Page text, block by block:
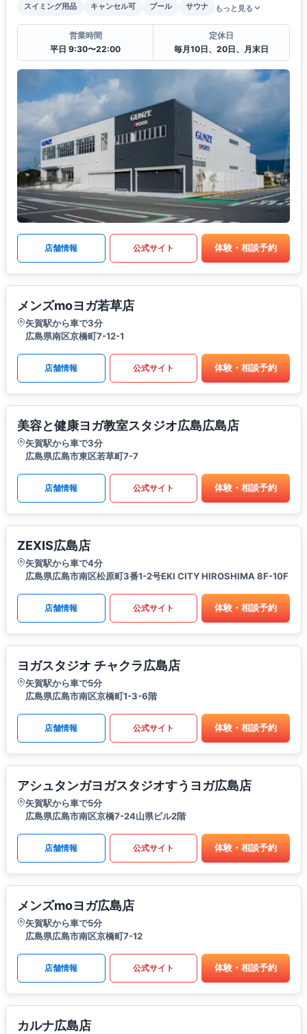
スイミング用品
キャンセル可 プール サウナ もっと見る
営業時間
平日 9:30〜22:00
定休日
毎月10日、20日、月末日
店舗情報 公式サイト 体験・相談予約
メンズmoヨガ若草店
矢賀駅から車で3分
広島県南区京橋町7-12-1
店舗情報 公式サイト 体験・相談予約
美容と健康ヨガ教室スタジオ広島広島店
矢賀駅から車で3分
広島県広島市東区若草町7-7
店舗情報 公式サイト 体験・相談予約
ZEXIS広島店
矢賀駅から車で4分
広島県広島市南区松原町3番1-2号EKI CITY HIROSHIMA 8F-10F
店舗情報 公式サイト 体験・相談予約
ヨガスタジオ チャクラ広島店
矢賀駅から車で5分
広島県広島市南区京橋町1-3-6階
店舗情報 公式サイト 体験・相談予約
アシュタンガヨガスタジオすうヨガ広島店
矢賀駅から車で5分
広島県広島市南区京橋7-24山県ビル2階
店舗情報 公式サイト 体験・相談予約
メンズmoヨガ広島店
矢賀駅から車で5分
広島県広島市南区京橋町7-12
店舗情報 公式サイト 体験・相談予約
カルナ広島店